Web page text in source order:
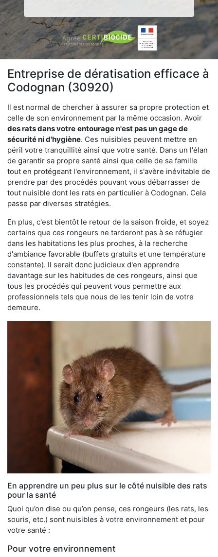
Entreprise de dératisation efficace à
Codognan (30920)
Il est normal de chercher à assurer sa propre protection et
celle de son environnement par la même occasion. Avoir
des rats dans votre entourage n'est pas un gage de
sécurité ni d'hygiène. Ces nuisibles peuvent mettre en
péril votre tranquillité ainsi que votre santé. Dans un l'élan
de garantir sa propre santé ainsi que celle de sa famille
tout en protégeant l'environnement, il s'avère inévitable de
prendre par des procédés pouvant vous débarrasser de
tout nuisible dont les rats en particulier à Codognan. Cela
passe par diverses stratégies.
En plus, c'est bientôt le retour de la saison froide, et soyez
certains que ces rongeurs ne tarderont pas à se réfugier
dans les habitations les plus proches, à la recherche
d'ambiance favorable (buffets gratuits et une température
constante). Il serait donc judicieux d'en apprendre
davantage sur les habitudes de ces rongeurs, ainsi que
tous les procédés qui peuvent vous permettre aux
professionnels tels que nous de les tenir loin de votre
demeure.
En apprendre un peu plus sur le côté nuisible des rats
pour la santé
Quoi qu’on dise ou qu’on pense, ces rongeurs (les rats, les
souris, etc.) sont nuisibles à votre environnement et pour
votre santé :
Pour votre environnement